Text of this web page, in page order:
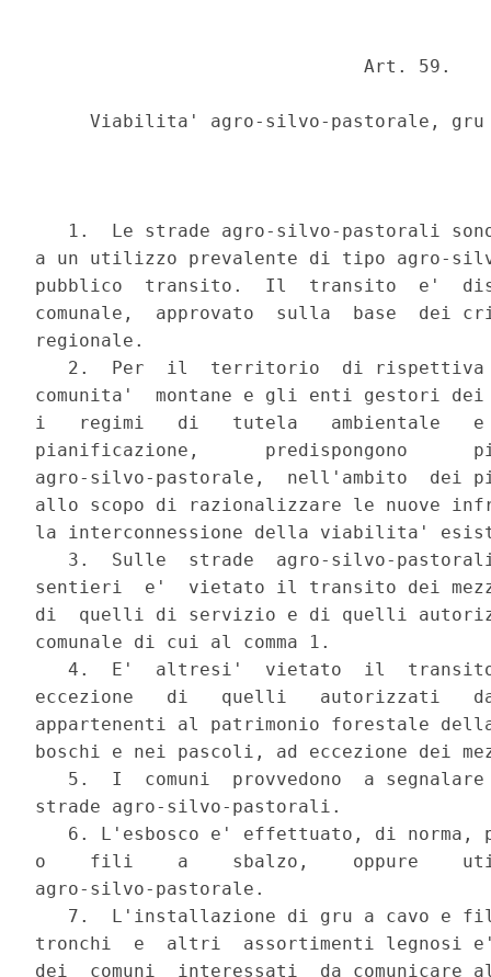
                              Art. 59.
Viabilita' agro-silvo-pastorale,
1.  Le strade agro-silvo-pastorali
a un utilizzo prevalente di tipo agro-
pubblico  transito.  Il  transito  e'
comunale,  approvato  sulla  base
regionale.
2.  Per  il  territorio  di
comunita'  montane e gli enti gestori dei
i   regimi   di   tutela   ambientale
pianificazione,      predispongono
agro-silvo-pastorale,  nell'ambito  dei
allo scopo di razionalizzare le nuove
la interconnessione della viabilita'
3.  Sulle  strade  agro-silvo-
sentieri  e'  vietato il transito dei
di  quelli di servizio e di quelli
comunale di cui al comma 1.
4.  E'  altresi'  vietato  il
eccezione   di   quelli   autorizzati
appartenenti al patrimonio forestale
boschi e nei pascoli, ad eccezione dei
5.  I  comuni  provvedono  a
strade agro-silvo-pastorali.
6. L'esbosco e' effettuato, di norma,
o    fili    a    sbalzo,    oppure
agro-silvo-pastorale.
7.  L'installazione di gru a cavo e
tronchi  e  altri  assortimenti legnosi e'
dei  comuni  interessati  da comunicare